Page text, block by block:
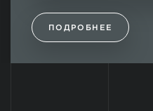
ПОДРОБНЕЕ